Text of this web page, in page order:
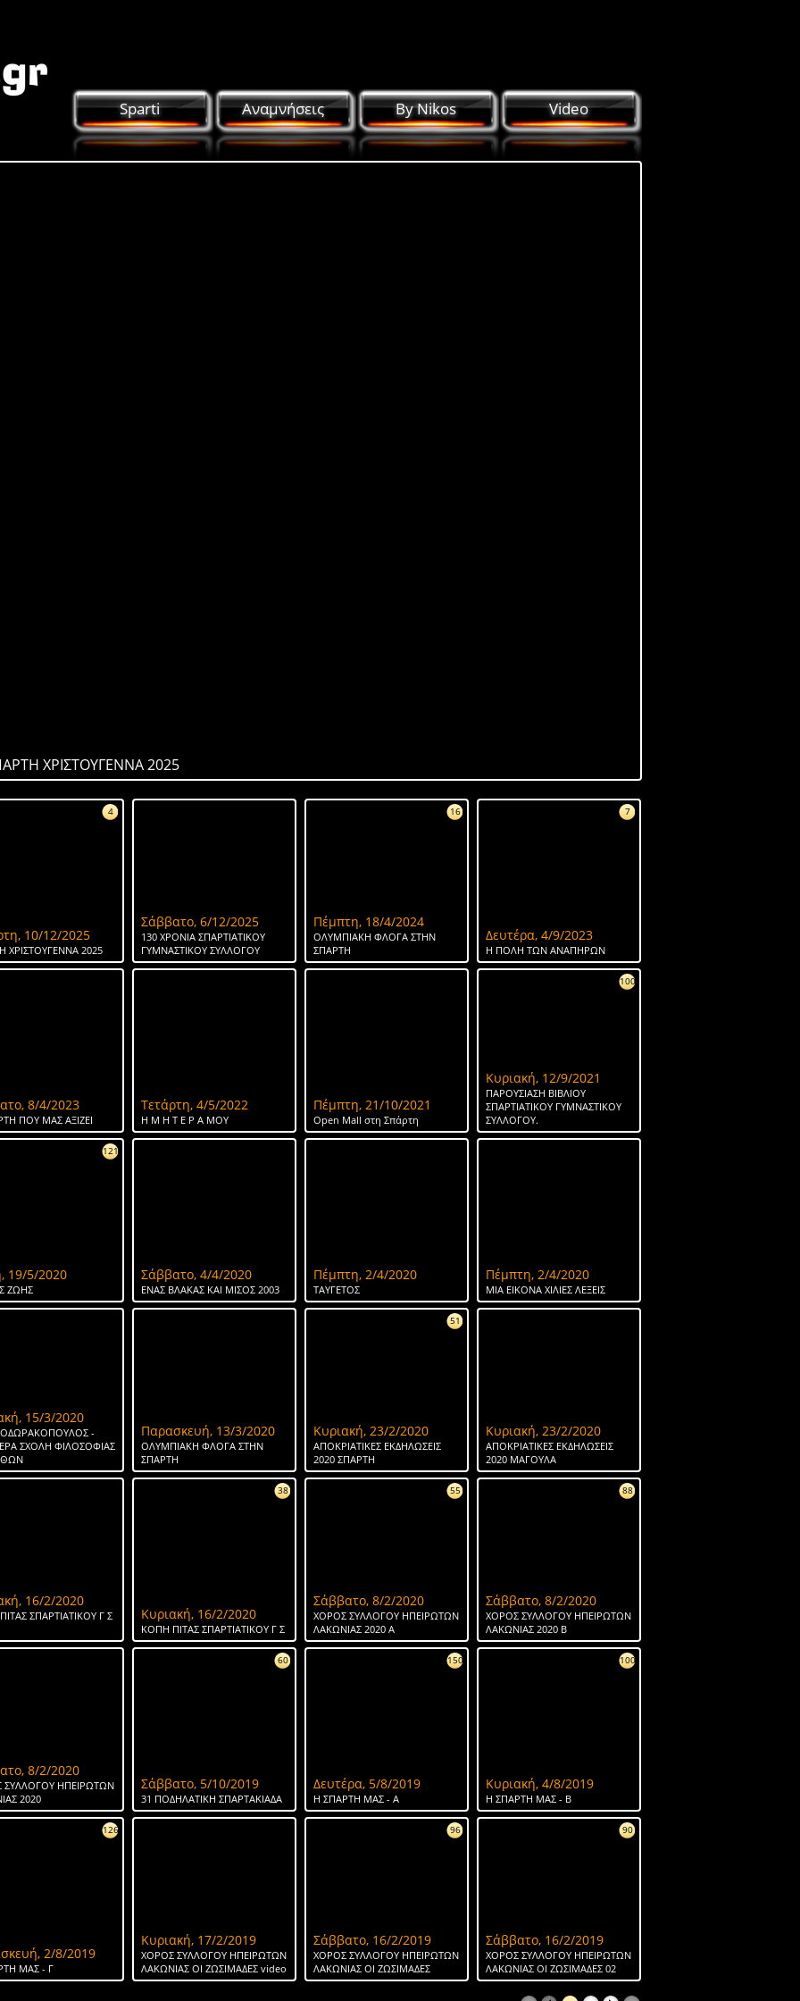
Sparti Αναμνήσεις By Nikos Video
ΧΡΙΣΤΟΥΓΕΝΝΑ 2025
4
10/12/2025
ΧΡΙΣΤΟΥΓΕΝΝΑ 2025
Σάββατο, 6/12/2025
130 ΧΡΟΝΙΑ ΣΠΑΡΤΙΑΤΙΚΟΥ
ΓΥΜΝΑΣΤΙΚΟΥ ΣΥΛΛΟΓΟΥ
16
Πέμπτη, 18/4/2024
ΟΛΥΜΠΙΑΚΗ ΦΛΟΓΑ ΣΤΗΝ
ΣΠΑΡΤΗ
7
Δευτέρα, 4/9/2023
Η ΠΟΛΗ ΤΩΝ ΑΝΑΠΗΡΩΝ
8/4/2023
ΠΟΥ ΜΑΣ ΑΞΙΖΕΙ
Τετάρτη, 4/5/2022
Η Μ Η Τ Ε Ρ Α ΜΟΥ
Πέμπτη, 21/10/2021
Open Mall στη Σπάρτη
100
Κυριακή, 12/9/2021
ΠΑΡΟΥΣΙΑΣΗ ΒΙΒΛΙΟΥ
ΣΠΑΡΤΙΑΤΙΚΟΥ ΓΥΜΝΑΣΤΙΚΟΥ
ΣΥΛΛΟΓΟΥ.
121
19/5/2020
ΖΩΗΣ
Σάββατο, 4/4/2020
ΕΝΑΣ ΒΛΑΚΑΣ ΚΑΙ ΜΙΣΟΣ 2003
Πέμπτη, 2/4/2020
ΤΑΥΓΕΤΟΣ
Πέμπτη, 2/4/2020
ΜΙΑ ΕΙΚΟΝΑ ΧΙΛΙΕΣ ΛΕΞΕΙΣ
15/3/2020
-
ΣΧΟΛΗ ΦΙΛΟΣΟΦΙΑΣ
Παρασκευή, 13/3/2020
ΟΛΥΜΠΙΑΚΗ ΦΛΟΓΑ ΣΤΗΝ
ΣΠΑΡΤΗ
51
Κυριακή, 23/2/2020
ΑΠΟΚΡΙΑΤΙΚΕΣ ΕΚΔΗΛΩΣΕΙΣ
2020 ΣΠΑΡΤΗ
Κυριακή, 23/2/2020
ΑΠΟΚΡΙΑΤΙΚΕΣ ΕΚΔΗΛΩΣΕΙΣ
2020 ΜΑΓΟΥΛΑ
16/2/2020
ΣΠΑΡΤΙΑΤΙΚΟΥ Γ Σ
38
Κυριακή, 16/2/2020
ΚΟΠΗ ΠΙΤΑΣ ΣΠΑΡΤΙΑΤΙΚΟΥ Γ Σ
55
Σάββατο, 8/2/2020
ΧΟΡΟΣ ΣΥΛΛΟΓΟΥ ΗΠΕΙΡΩΤΩΝ
ΛΑΚΩΝΙΑΣ 2020 Α
88
Σάββατο, 8/2/2020
ΧΟΡΟΣ ΣΥΛΛΟΓΟΥ ΗΠΕΙΡΩΤΩΝ
ΛΑΚΩΝΙΑΣ 2020 Β
8/2/2020
ΣΥΛΛΟΓΟΥ ΗΠΕΙΡΩΤΩΝ
2020
60
Σάββατο, 5/10/2019
31 ΠΟΔΗΛΑΤΙΚΗ ΣΠΑΡΤΑΚΙΑΔΑ
150
Δευτέρα, 5/8/2019
H ΣΠΑΡΤΗ ΜΑΣ - Α
100
Κυριακή, 4/8/2019
H ΣΠΑΡΤΗ ΜΑΣ - Β
126
2/8/2019
ΜΑΣ - Γ
Κυριακή, 17/2/2019
ΧΟΡΟΣ ΣΥΛΛΟΓΟΥ ΗΠΕΙΡΩΤΩΝ
ΛΑΚΩΝΙΑΣ ΟΙ ΖΩΣΙΜΑΔΕΣ video
96
Σάββατο, 16/2/2019
ΧΟΡΟΣ ΣΥΛΛΟΓΟΥ ΗΠΕΙΡΩΤΩΝ
ΛΑΚΩΝΙΑΣ ΟΙ ΖΩΣΙΜΑΔΕΣ
90
Σάββατο, 16/2/2019
ΧΟΡΟΣ ΣΥΛΛΟΓΟΥ ΗΠΕΙΡΩΤΩΝ
ΛΑΚΩΝΙΑΣ ΟΙ ΖΩΣΙΜΑΔΕΣ 02